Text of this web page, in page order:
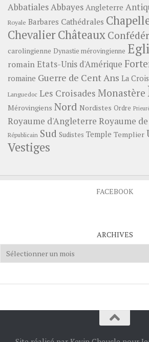
Abbatiales Abbayes Angleterre
Royale Barbares Cathédrales
ChevalierChâteaux
carolingienne Dynastie mérovingienne
romainEtats-Unis d'Amérique
romaine Guerre de Cent Ans La
Languedoc Les Croisades Monastère
Mérovingiens Nord Nordistes Ordre
Royaume d'Angleterre Royaume
Républicain Sud Sudistes Temple Templier
Vestiges
FACEBOOK
ARCHIVES
Archives